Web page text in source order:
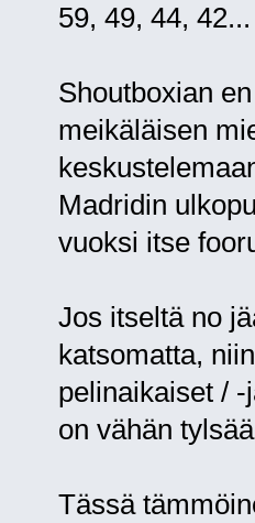
59, 49, 44, 42...
Shoutboxian
meikäläisen
Madridin
vuoksi itse
Jos itseltä no
katsomatta,
pelinaikaiset /
on vähän
Tässä